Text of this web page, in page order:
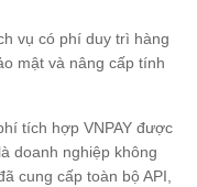
vụ có phí duy trì hàng
mật và nâng cấp tính
tích hợp VNPAY được
doanh nghiệp không
cung cấp toàn bộ API,